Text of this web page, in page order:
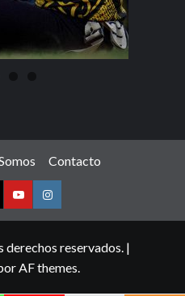
Contacto
reservados. |
AF themes.